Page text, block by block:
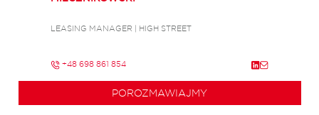
LEASING MANAGER | HIGH STREET
+48 698 861 854
POROZMAWIAJMY